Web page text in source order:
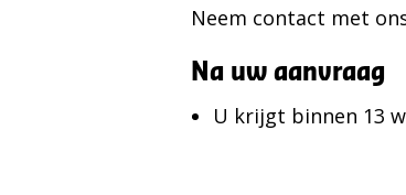
Neem contact met
Na uw aanvraag
U krijgt binnen 13